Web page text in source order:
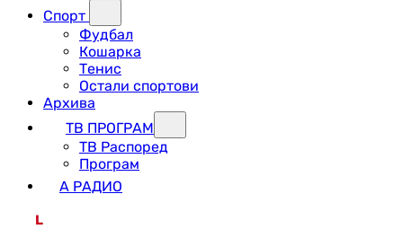
Спорт
Фудбал
Кошарка
Тенис
Остали спортови
Архива
ТВ ПРОГРАМ
ТВ Распоред
Програм
А РАДИО
L